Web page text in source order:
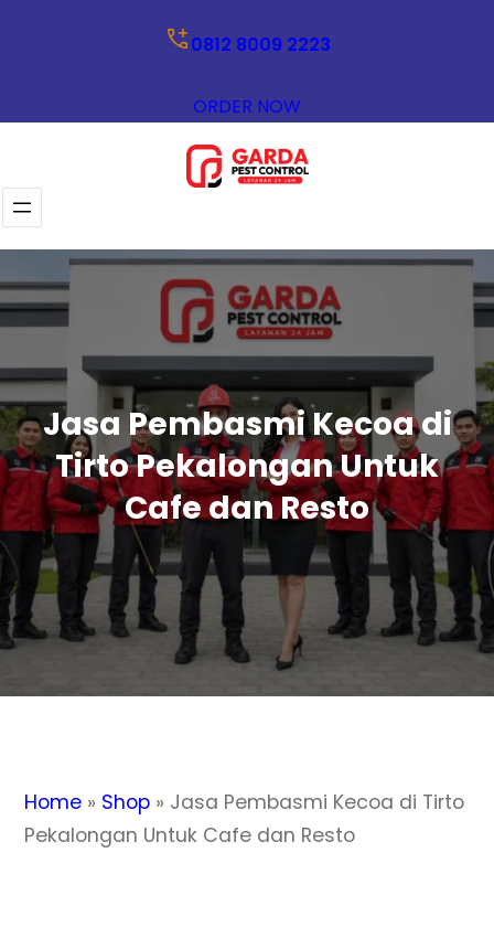
0812 8009 2223
ORDER NOW
Jasa Pembasmi Kecoa di
Tirto Pekalongan Untuk
Cafe dan Resto
Home » Shop » Jasa Pembasmi Kecoa di Tirto
Pekalongan Untuk Cafe dan Resto